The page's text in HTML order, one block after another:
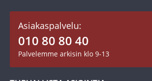
Mitalit
Asiakastili / Omat sivut
Toimitusehdot
Maksutavat
Evästeet Suomen Monetan verkkokaupassa
Asiakaspalvelu:
010 80 80 40
Palvelemme arkisin klo 9-13